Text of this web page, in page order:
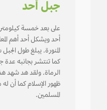
جبل أحد
على بعد خمسة
أحد ويشكل أحد أهم
المنورة. يبلغ طول
كما تنتشر بجانبه
الرماة. ولقد هد شهد
ظهور الإسلام كما أن له
المسلمين.